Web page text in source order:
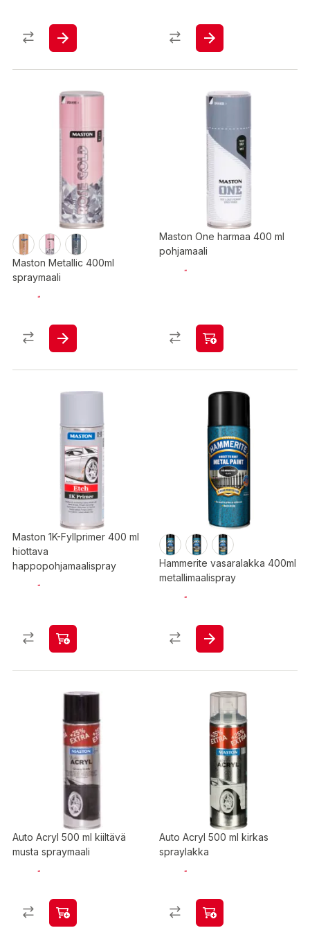
Maston Metallic 400ml
spraymaali
Maston One harmaa 400 ml
pohjamaali
Maston 1K-Fyllprimer 400 ml
hiottava
happopohjamaalispray
Hammerite vasaralakka 400ml
metallimaalispray
Auto Acryl 500 ml kiiltävä
musta spraymaali
Auto Acryl 500 ml kirkas
spraylakka